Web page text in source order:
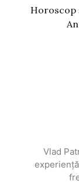
Horoscop
Vlad